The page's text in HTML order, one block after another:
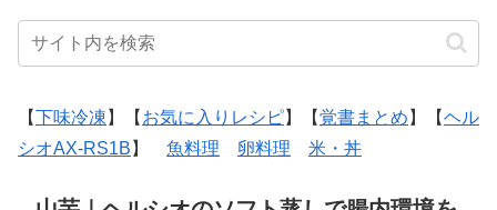
【下味冷凍 】【 お気に入りレシピ】【覚書まとめ 】【ヘル
シオAX-RS1B 】 魚料理 卵料理 米・丼